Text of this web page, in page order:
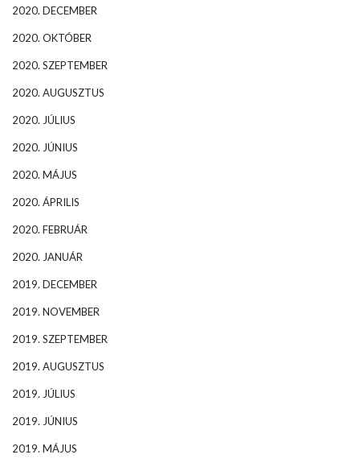
2020. DECEMBER
2020. OKTÓBER
2020. SZEPTEMBER
2020. AUGUSZTUS
2020. JÚLIUS
2020. JÚNIUS
2020. MÁJUS
2020. ÁPRILIS
2020. FEBRUÁR
2020. JANUÁR
2019. DECEMBER
2019. NOVEMBER
2019. SZEPTEMBER
2019. AUGUSZTUS
2019. JÚLIUS
2019. JÚNIUS
2019. MÁJUS